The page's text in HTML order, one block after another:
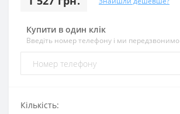
Купити в один клік
Введіть номер телефону і ми передзвонимо
Кількість: